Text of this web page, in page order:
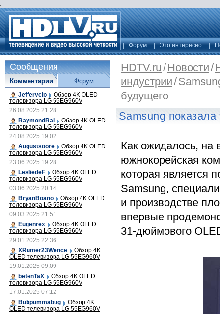
.
Форум Это интересно
HDTV.ru/Новости/
индустрии/
будущего
Samsung
Как ожидалось, на
южнокорейская
которая является
Samsung,
и производстве
впервые
31-дюймового
Сообщения
Комментарии
Jefferycip Обзор 4K OLED
телевизора LG 55EG960V
26.08.2025 21:28
RaymondRal
Обзор 4K OLED
телевизора LG 55EG960V
24.08.2025 19:02
Augustsoore
Обзор 4K OLED
телевизора LG 55EG960V
23.06.2025 19:28
LesliedeF
Обзор 4K OLED
телевизора LG 55EG960V
03.06.2025 20:14
BryanBoano
Обзор 4K OLED
телевизора LG 55EG960V
09.03.2025 21:51
Eugenrex
Обзор 4K OLED
телевизора LG 55EG960V
29.01.2025 22:36
XRumer23Wence
Обзор 4K
OLED телевизора LG 55EG960V
19.01.2025 09:09
betenTaX
Обзор 4K OLED
телевизора LG 55EG960V
17.01.2025 07:12
Bubpummabug
Обзор 4K
OLED телевизора LG 55EG960V
Форум